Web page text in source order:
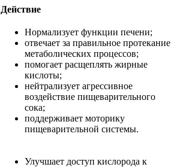
Действие
Нормализует функции печени;
отвечает за правильное протекание
метаболических процессов;
помогает расщеплять жирные
кислоты;
нейтрализует агрессивное
воздействие пищеварительного
сока;
поддерживает моторику
пищеварительной системы.
Улучшает доступ кислорода к